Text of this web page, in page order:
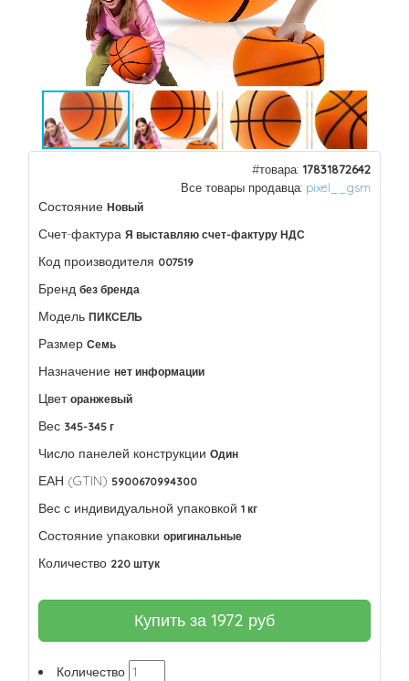
#товара: 17831872642
Все товары продавца: pixel__gsm
Состояние Новый
Счет-фактура Я выставляю счет-фактуру НДС
Код производителя 007519
Бренд без бренда
Модель ПИКСЕЛЬ
Размер Семь
Назначение нет информации
Цвет оранжевый
Вес 345-345 г
Число панелей конструкции Один
ЕАН (GTIN) 5900670994300
Вес с индивидуальной упаковкой 1 кг
Состояние упаковки оригинальные
Количество 220 штук
Купить за 1972 руб
Количество